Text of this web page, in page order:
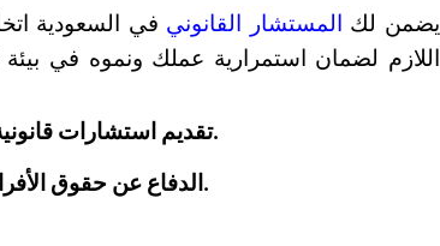
يضمن لك المستشار القانوني
1. تقديم استشارات قانونية شاملة تغطي كافة المجالات القانونية ذات الصلة.
2. الدفاع عن حقوق الأفراد والكيانات القانونية وحماية مصالحهم المشروعة.